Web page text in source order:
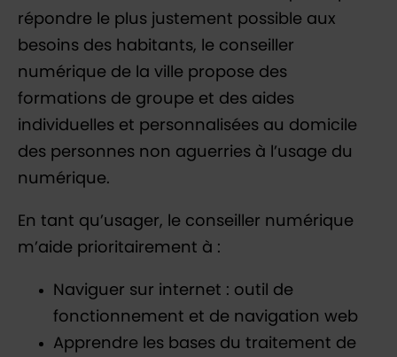
répondre le plus justement possible aux
besoins des habitants, le conseiller
numérique de la ville propose des
formations de groupe et des aides
individuelles et personnalisées au domicile
des personnes non aguerries à l’usage du
numérique.
En tant qu’usager, le conseiller numérique
m’aide prioritairement à :
Naviguer sur internet : outil de
fonctionnement et de navigation web
Apprendre les bases du traitement de